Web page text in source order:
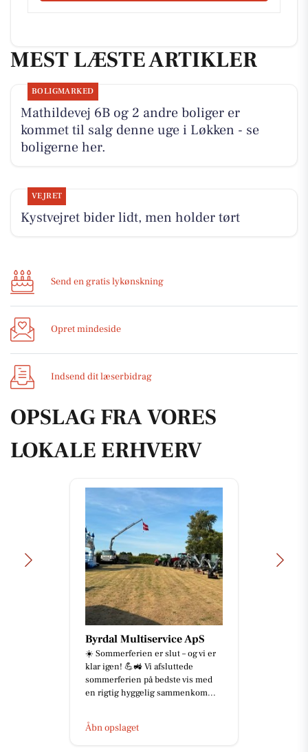
MEST LÆSTE ARTIKLER
BOLIGMARKED
Mathildevej 6B og 2 andre boliger er
kommet til salg denne uge i Løkken - se
boligerne her.
VEJRET
Kystvejret bider lidt, men holder tørt
Send en gratis lykønskning
Opret mindeside
Indsend dit læserbidrag
OPSLAG FRA VORES
LOKALE ERHVERV
Byrdal Multiservice ApS
☀️ Sommerferien er slut – og vi er
klar igen! 💪🚜 Vi afsluttede
sommerferien på bedste vis med
en rigtig hyggelig sammenkom...
Åbn opslaget